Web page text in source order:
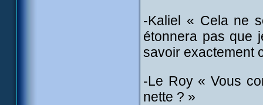
-Kaliel « Cela ne
étonnera pas que
savoir exactement
-Le Roy « Vous
nette ? »